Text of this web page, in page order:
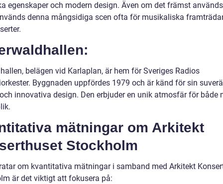
egenskaper och modern design. Även om det främst
denna mångsidiga scen ofta för musikaliska
belägen vid Karlaplan, är hem för Sveriges Radios
Byggnaden uppfördes 1979 och är känd för sin
innovativa design. Den erbjuder en unik atmosfär för både
mätningar om Arkitekt
Stockholm
om kvantitativa mätningar i samband med Arkitekt
är det viktigt att fokusera på: